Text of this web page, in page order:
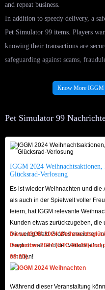
and repeat business.
In addition to speedy delivery, a
Pet Simulator 99 items. Players
knowing their transactions are
safeguarding against scams,
risks that may arise during the
guarantee, IGGM can instill
To ensure lightning-fast delivery
methods, implementing fraud
transparent communication with
process. By prioritizing these
In conclusion, the demand for Pet
players are seeking reliable and
offering lightning-fast delivery and
the Roblox community. With a
Know More IGGM
Pet Simulator 99
IGGM 2024 Weihnachtsaktionen,
Glücksrad-Verlosung
Es ist wieder Weihnachten und
als auch in der Spielwelt voller
feiern, hat IGGM relevante
Kunden etwas zurückzugeben, die
mit wenig Geld Großes erreichen
möglich während der
erhalten!
Diese IGGM 2024
Dezember 2024 (UTC-08:00) und
08:00).
Während dieser Veranstaltung